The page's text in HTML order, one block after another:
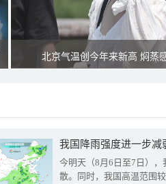
北京气温创今年来新高 焖蒸
今明天（8月6日至7日）
散。同时，我国高温范围